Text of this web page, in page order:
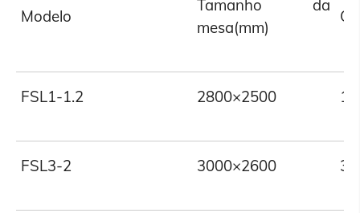
Modelo
Tamanho da
mesa(mm)
FSL1-1.2 2800×2500 1
FSL3-2 3000×2600 3